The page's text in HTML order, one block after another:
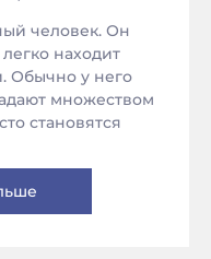
человек. Он
находит
Обычно у него
множеством
становятся